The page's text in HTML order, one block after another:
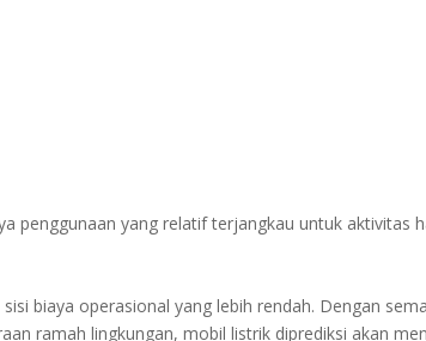
penggunaan yang relatif terjangkau untuk aktivitas
biaya operasional yang lebih rendah. Dengan
ramah lingkungan, mobil listrik diprediksi akan